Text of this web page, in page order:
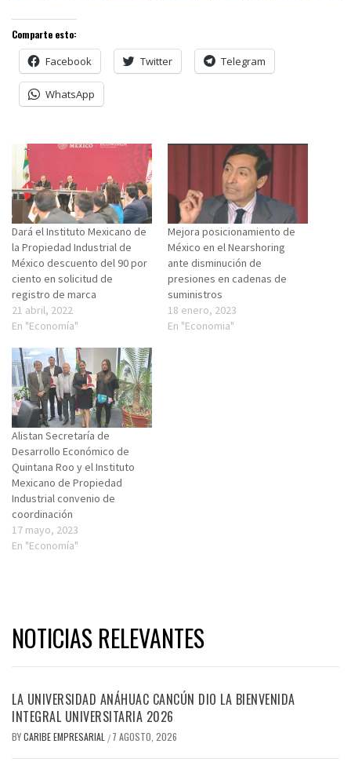
Comparte esto:
Facebook Twitter Telegram
WhatsApp
Dará el Instituto Mexicano de
la Propiedad Industrial de
México descuento del 90 por
ciento en solicitud de
registro de marca
21 abril, 2022
En "Economía"
Mejora posicionamiento de
México en el Nearshoring
ante disminución de
presiones en cadenas de
suministros
18 enero, 2023
En "Economia"
Alistan Secretaría de
Desarrollo Económico de
Quintana Roo y el Instituto
Mexicano de Propiedad
Industrial convenio de
coordinación
17 mayo, 2023
En "Economía"
NOTICIAS RELEVANTES
LA UNIVERSIDAD ANÁHUAC CANCÚN DIO LA BIENVENIDA
INTEGRAL UNIVERSITARIA 2026
BYCARIBE EMPRESARIAL / 7 AGOSTO, 2026